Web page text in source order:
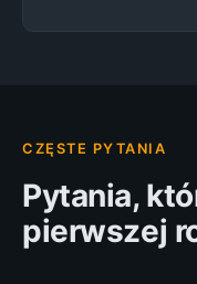
CZĘSTE PYTANIA
Pytania,
pierwszej